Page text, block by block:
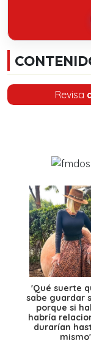
Revisa
'Qué suerte
sabe guardar
porque si
habría
durarían
mismo'